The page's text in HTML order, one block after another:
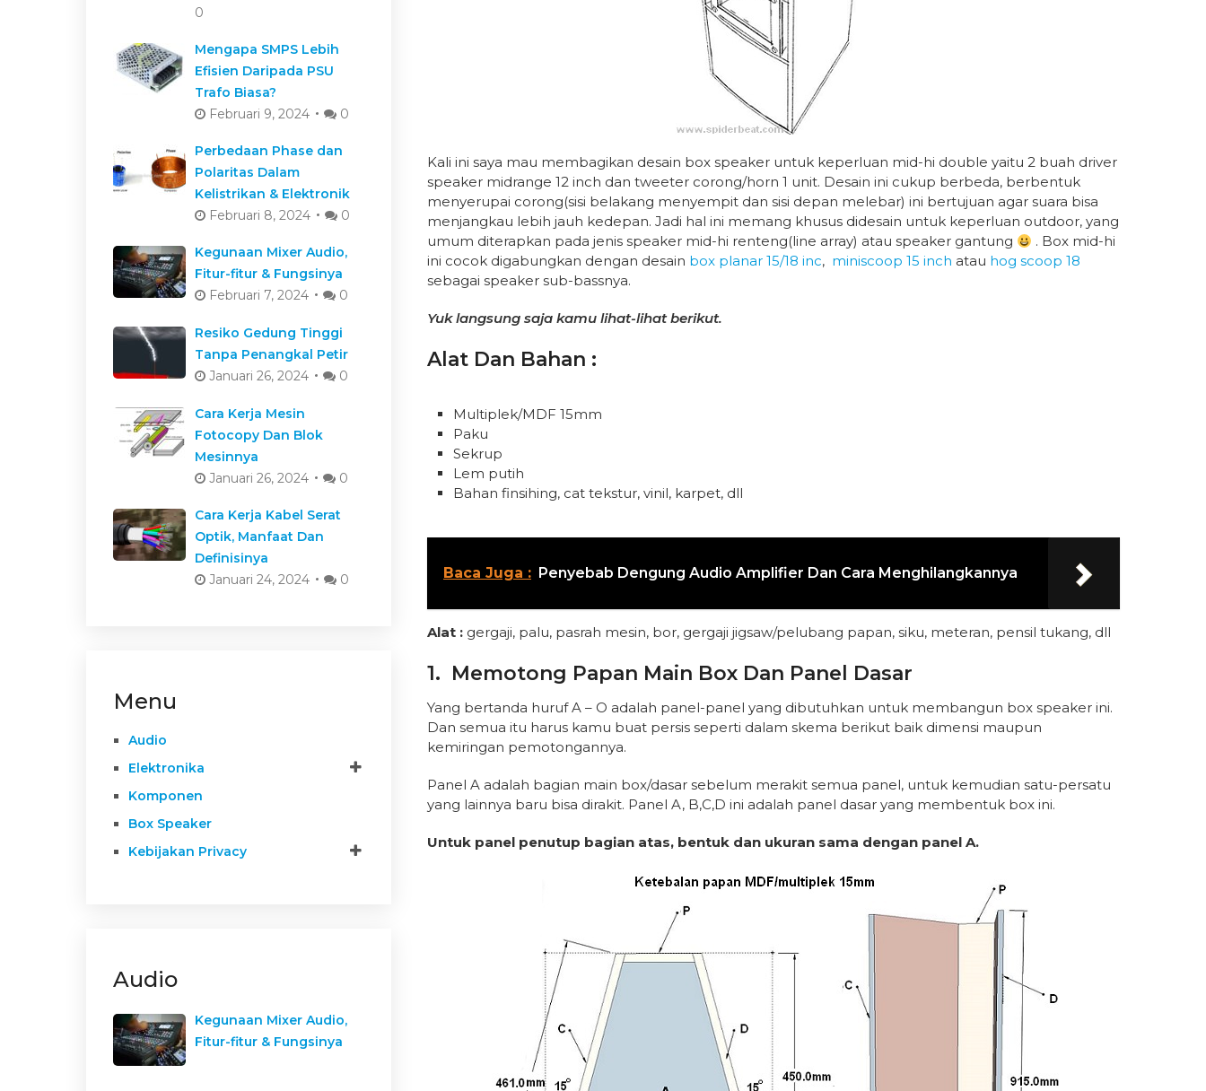
Kali ini saya mau membagikan desain box speaker untuk keperluan mid-hi double yaitu 2 buah driver
speaker midrange 12 inch dan tweeter corong/horn 1 unit. Desain ini cukup berbeda, berbentuk
menyerupai corong(sisi belakang menyempit dan sisi depan melebar) ini bertujuan agar suara bisa
menjangkau lebih jauh kedepan. Jadi hal ini memang khusus didesain untuk keperluan outdoor, yang
umum diterapkan pada jenis speaker mid-hi renteng(line array) atau speaker gantung
. Box mid-hi
ini cocok digabungkan dengan desain box planar 15/18 inc, miniscoop 15 inch atau hog scoop 18
sebagai speaker sub-bassnya.
Yuk langsung saja kamu lihat-lihat berikut.
Alat Dan Bahan :
Multiplek/MDF 15mm
Paku
Sekrup
Lem putih
Bahan finsihing, cat tekstur, vinil, karpet, dll
Baca Juga : Penyebab Dengung Audio Amplifier Dan Cara Menghilangkannya
Alat : gergaji, palu, pasrah mesin, bor, gergaji jigsaw/pelubang papan, siku, meteran, pensil tukang, dll
1. Memotong Papan Main Box Dan Panel Dasar
Yang bertanda huruf A – O adalah panel-panel yang dibutuhkan untuk membangun box speaker ini.
Dan semua itu harus kamu buat persis seperti dalam skema berikut baik dimensi maupun
kemiringan pemotongannya.
Panel A adalah bagian main box/dasar sebelum merakit semua panel, untuk kemudian satu-persatu
yang lainnya baru bisa dirakit. Panel A, B,C,D ini adalah panel dasar yang membentuk box ini.
Untuk panel penutup bagian atas, bentuk dan ukuran sama dengan panel A.
0
Mengapa SMPS Lebih
Efisien Daripada PSU
Trafo Biasa?
Februari 9, 2024
0
Perbedaan Phase dan
Polaritas Dalam
Kelistrikan & Elektronik
Februari 8, 2024
0
Kegunaan Mixer Audio,
Fitur-fitur & Fungsinya
Februari 7, 2024
0
Resiko Gedung Tinggi
Tanpa Penangkal Petir
Januari 26, 2024
0
Cara Kerja Mesin
Fotocopy Dan Blok
Mesinnya
Januari 26, 2024
0
Cara Kerja Kabel Serat
Optik, Manfaat Dan
Definisinya
Januari 24, 2024
0
Menu
Audio
Elektronika
Komponen
Box Speaker
Kebijakan Privacy
Audio
Kegunaan Mixer Audio,
Fitur-fitur & Fungsinya